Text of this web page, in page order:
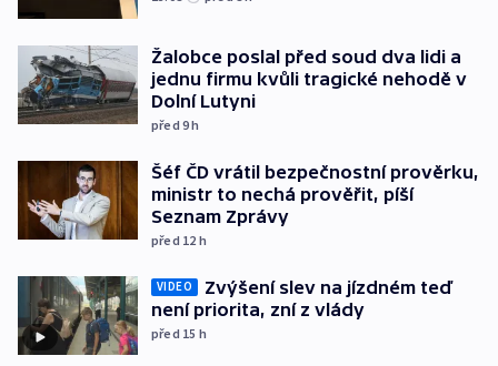
Žalobce poslal před soud dva lidi a
jednu firmu kvůli tragické nehodě v
Dolní Lutyni
před 9h
Šéf ČD vrátil bezpečnostní prověrku,
ministr to nechá prověřit, píší
Seznam Zprávy
před 12 h
VIDEO
Zvýšení slev na jízdném teď
není priorita, zní z vlády
před 15 h